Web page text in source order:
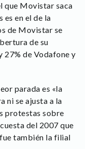
que Movistar saca
en el de la
de Movistar se
de su
27% de Vodafone y
parada es «la
ni se ajusta a la
protestas sobre
del 2007 que
también la filial